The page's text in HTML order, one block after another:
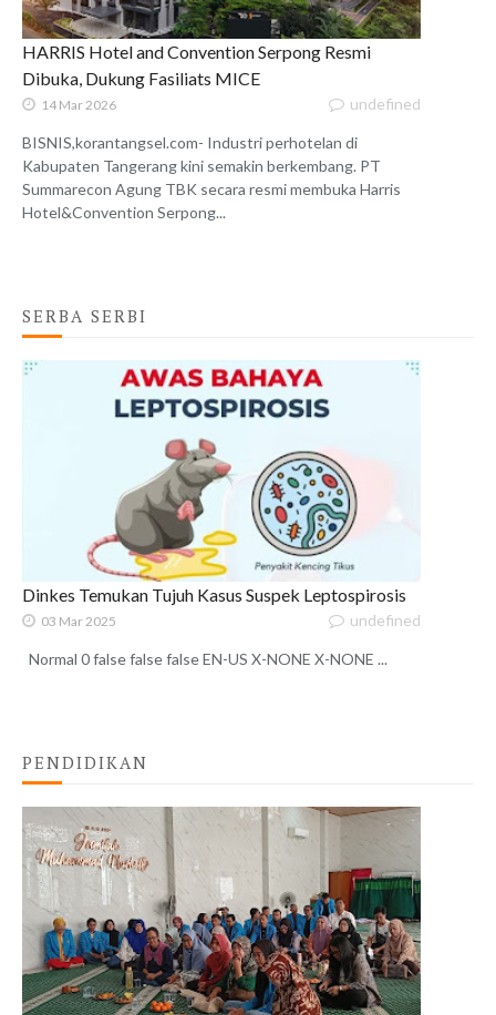
HARRIS Hotel and Convention Serpong Resmi
Dibuka, Dukung Fasiliats MICE
14 Mar 2026 undefined
BISNIS,korantangsel.com- Industri perhotelan di
Kabupaten Tangerang kini semakin berkembang. PT
Summarecon Agung TBK secara resmi membuka Harris
Hotel&Convention Serpong...
SERBA SERBI
Dinkes Temukan Tujuh Kasus Suspek Leptospirosis
03 Mar 2025 undefined
Normal 0 false false false EN-US X-NONE X-NONE ...
PENDIDIKAN